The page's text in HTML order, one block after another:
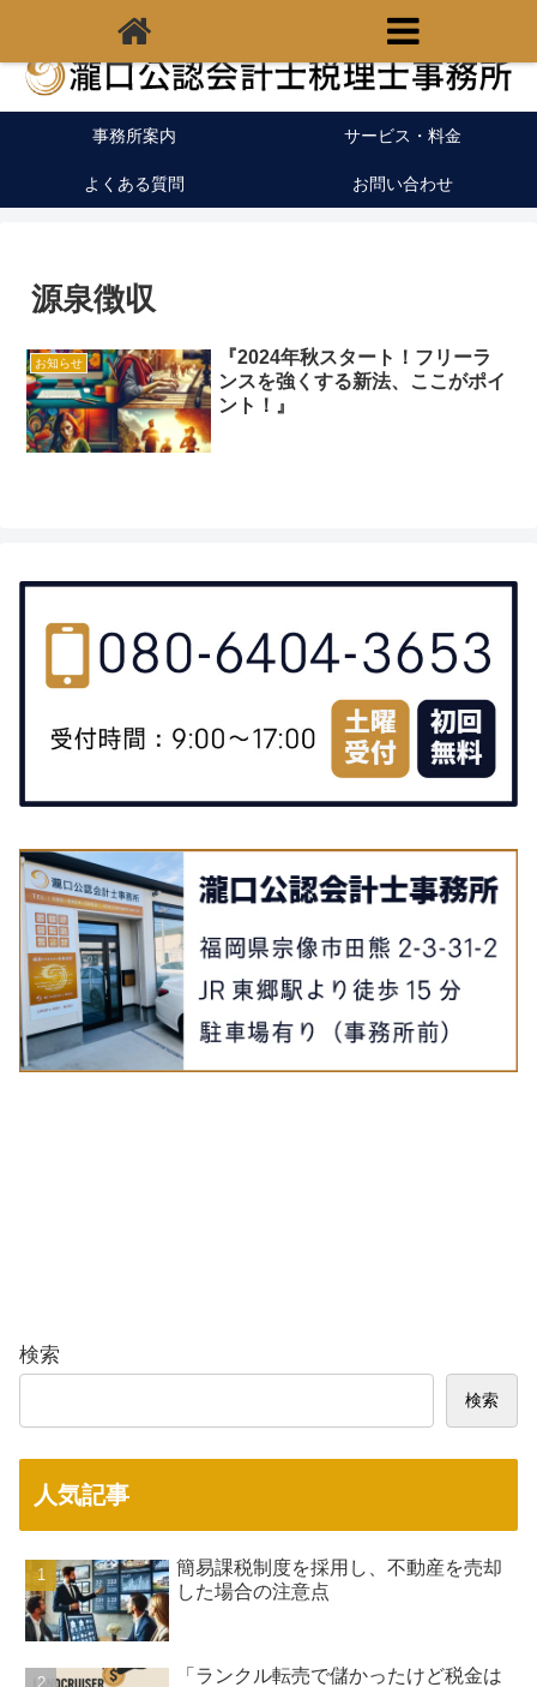
福岡県宗像市の税理士｜開業支援｜クラウド会計
事務所案内 サービス・料金
よくある質問 お問い合わせ
源泉徴収
お知らせ
『2024年秋スタート！フリーラ
ンスを強くする新法、ここがポイ
ント！』
検索
検索
人気記事
簡易課税制度を採用し、不動産を売却
した場合の注意点
「ランクル転売で儲かったけど税金は